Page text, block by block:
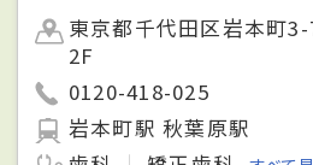
東京都千代田区岩本町
2F
0120-418-025
岩本町駅 秋葉原駅